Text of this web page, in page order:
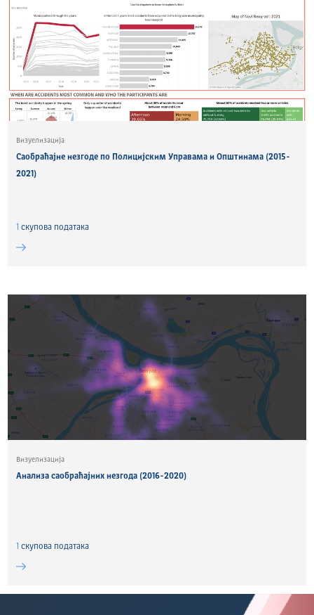
Визуелизација
Саобраћајне незгоде по Полицијским Управама и Општинама (2015-
2021)
1 скуповa података
Визуелизација
Анализа саобраћајних незгода (2016-2020)
1 скуповa података